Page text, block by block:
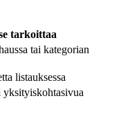
tarkoittaa
tai kategorian
listauksessa